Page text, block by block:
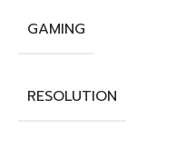
GAMING
RESOLUTION